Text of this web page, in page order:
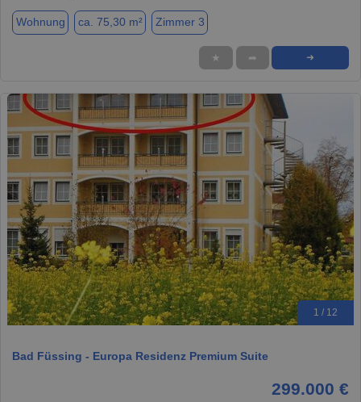
Wohnung ca. 75,30 m² Zimmer 3
★ ➦ ➜
1 / 12
Bad Füssing - Europa Residenz Premium Suite
299.000 €